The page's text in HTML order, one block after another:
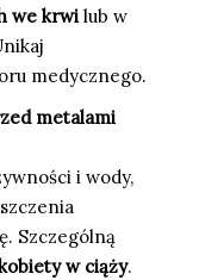
we krwi lub w
medycznego.
metalami
i wody,
Szczególną
w ciąży.